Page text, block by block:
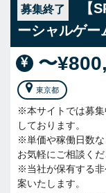
募集終了
【
ーシャルゲー
〜
東京都
※本サイトでは募
しております。
※単価や稼働日数な
お気軽にご相談くだ
※当社が保有する
案いたします。